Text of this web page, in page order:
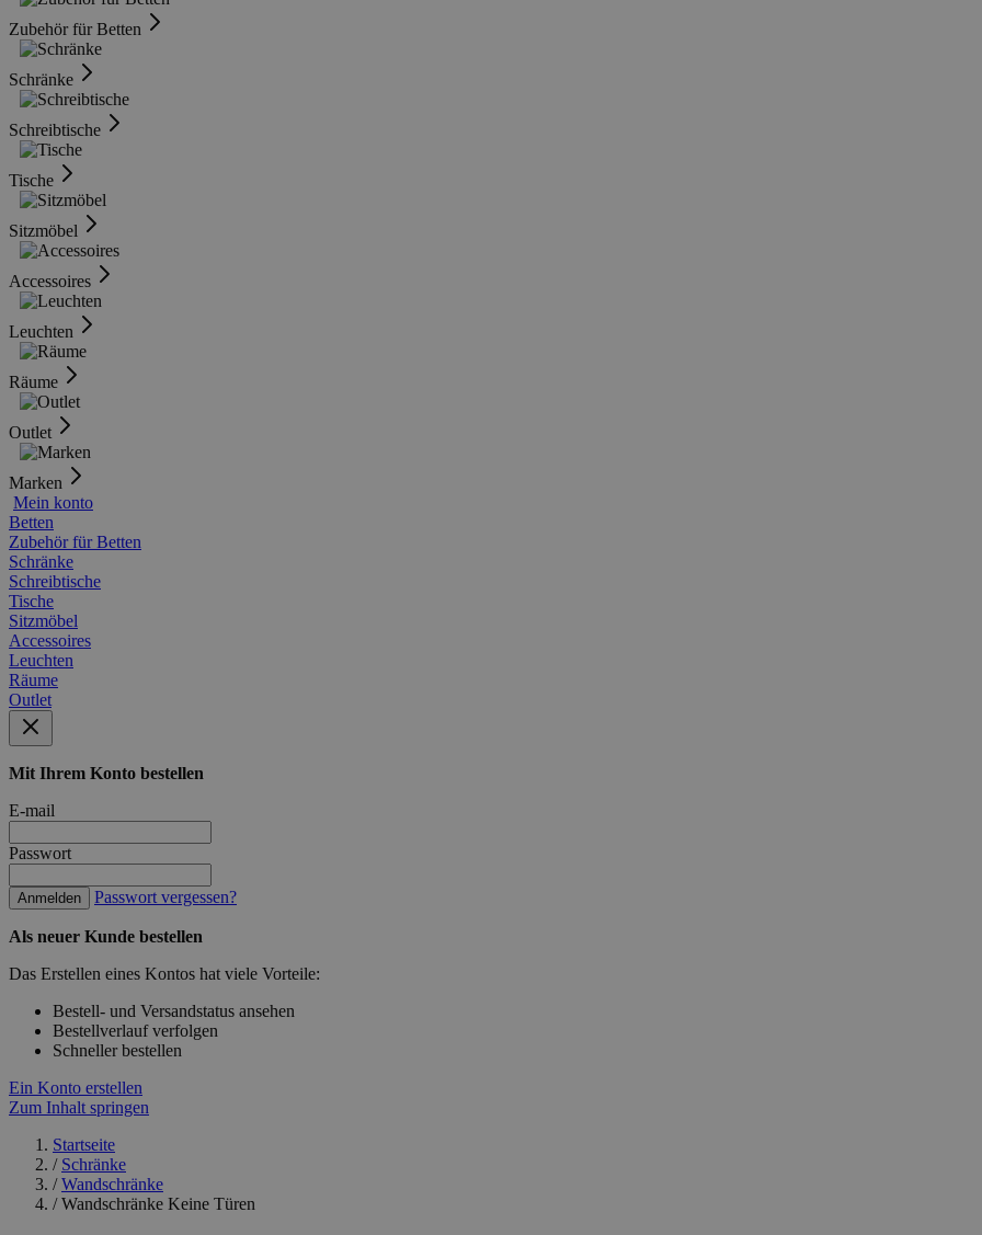
Zubehör für Betten
Schränke
Schreibtische
Tische
Sitzmöbel
Accessoires
Leuchten
Räume
Outlet
Marken
Mein konto
Betten
Zubehör für Betten
Schränke
Schreibtische
Tische
Sitzmöbel
Accessoires
Leuchten
Räume
Outlet
Mit Ihrem Konto bestellen
E-mail
Passwort
Anmelden Passwort vergessen?
Als neuer Kunde bestellen
Das Erstellen eines Kontos hat viele Vorteile:
Bestell- und Versandstatus ansehen
Bestellverlauf verfolgen
Schneller bestellen
Ein Konto erstellen
Zum Inhalt springen
Startseite
/ Schränke
/ Wandschränke
/ Wandschränke Keine Türen